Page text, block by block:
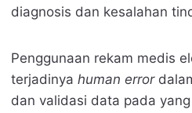
diagnosis dan kesalahan
Penggunaan rekam medis
terjadinya human error
dan validasi data pada